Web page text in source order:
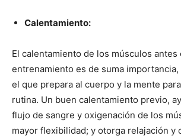
Calentamiento:
El calentamiento de los músculos antes
entrenamiento es de suma
el que prepara al cuerpo y la mente
rutina. Un buen calentamiento previo,
flujo de sangre y oxigenación de los
mayor flexibilidad; y otorga relajación y